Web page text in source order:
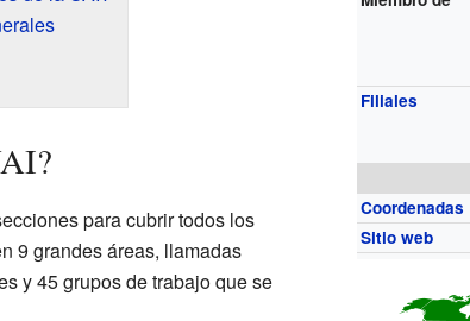
Filiales
Coordenadas
Sitio web
para cubrir todos los
9 grandes áreas, llamadas
y 45 grupos de trabajo que se